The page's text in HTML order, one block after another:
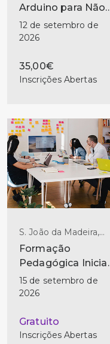
Arduino para Não-
Programadores
12 de setembro de
2026
35,00€
Inscrições Abertas
S. João da Madeira,
Pós Laboral
Formação
Pedagógica Inicial
de Formadores - (2
ed)
15 de setembro de
2026
Gratuito
Inscrições Abertas